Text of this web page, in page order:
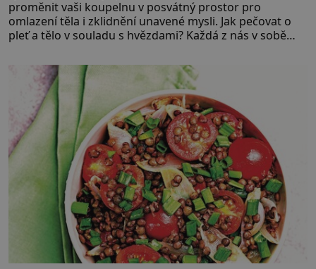
proměnit vaši koupelnu v posvátný prostor pro
omlazení těla i zklidnění unavené mysli. Jak pečovat o
pleť a tělo v souladu s hvězdami? Každá z nás v sobě
povaze, ale i v potřebách naší pokožky. Ohnivá znamení
Ženy narozené ve znamení Berana, Lva a Střelce v sobě
nesou žár, odvahu a neutuchající elán. Vaše